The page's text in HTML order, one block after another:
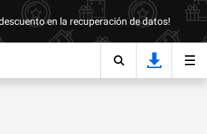
en la recuperación de datos!